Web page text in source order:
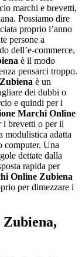
marchi e brevetti,
Possiamo dire
proprio l’anno
persone a
dell’e-commerce,
è il modo
pensarci troppo.
è un
dei dubbi o
e quindi per i
Marchi Online
i brevetti o per il
modulistica adatta
computer. Una
dettate dalla
rapida per
Online Zubiena
per dimezzare i
,